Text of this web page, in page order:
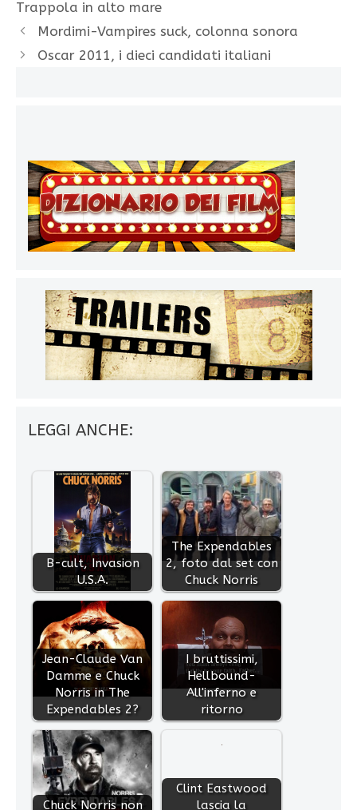
Trappola in alto mare
Mordimi-Vampires suck, colonna sonora
Oscar 2011, i dieci candidati italiani
LEGGI ANCHE:
B-cult, Invasion
U.S.A.
The Expendables
2, foto dal set con
Chuck Norris
Jean-Claude Van
Damme e Chuck
Norris in The
Expendables 2?
I bruttissimi,
Hellbound-
All'inferno e
ritorno
Chuck Norris non
Clint Eastwood
lascia la